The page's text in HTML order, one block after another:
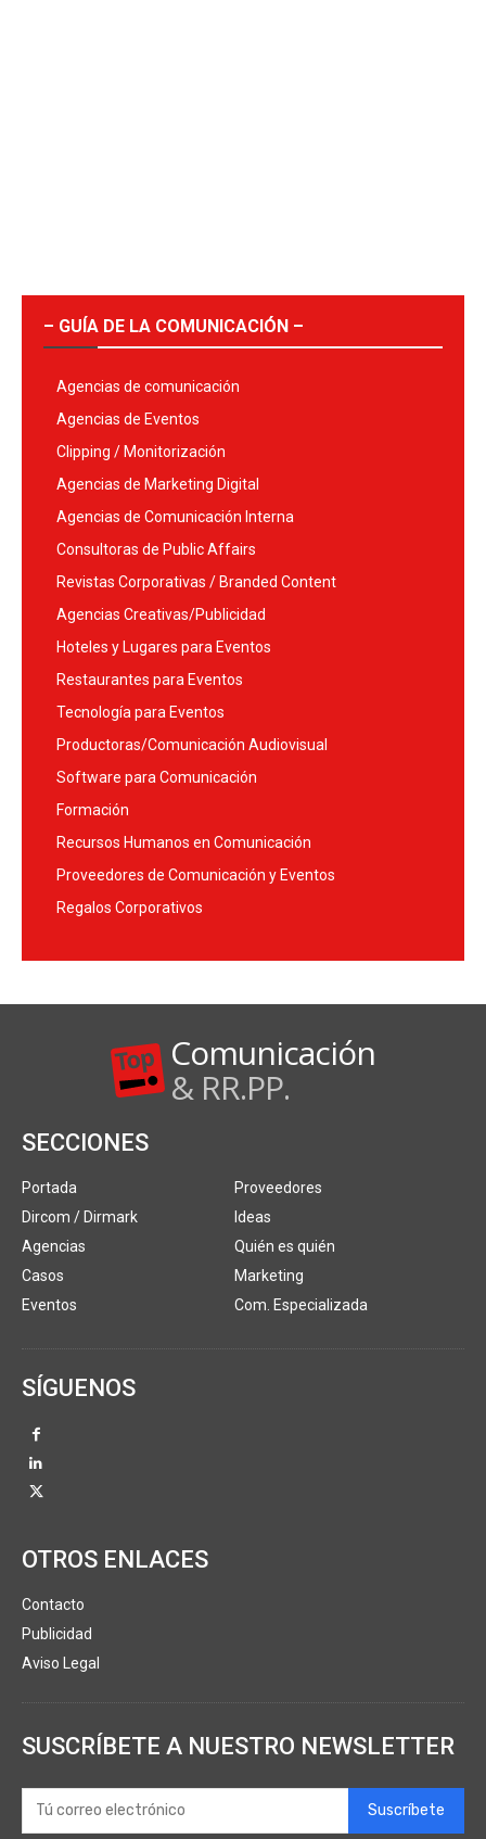
– GUÍA DE LA COMUNICACIÓN –
Agencias de comunicación
Agencias de Eventos
Clipping / Monitorización
Agencias de Marketing Digital
Agencias de Comunicación Interna
Consultoras de Public Affairs
Revistas Corporativas / Branded Content
Agencias Creativas/Publicidad
Hoteles y Lugares para Eventos
Restaurantes para Eventos
Tecnología para Eventos
Productoras/Comunicación Audiovisual
Software para Comunicación
Formación
Recursos Humanos en Comunicación
Proveedores de Comunicación y Eventos
Regalos Corporativos
Comunicación
& RR.PP.
SECCIONES
Portada
Dircom / Dirmark
Agencias
Casos
Eventos
Proveedores
Ideas
Quién es quién
Marketing
Com. Especializada
SÍGUENOS
OTROS ENLACES
Contacto
Publicidad
Aviso Legal
SUSCRÍBETE A NUESTRO NEWSLETTER
Suscríbete